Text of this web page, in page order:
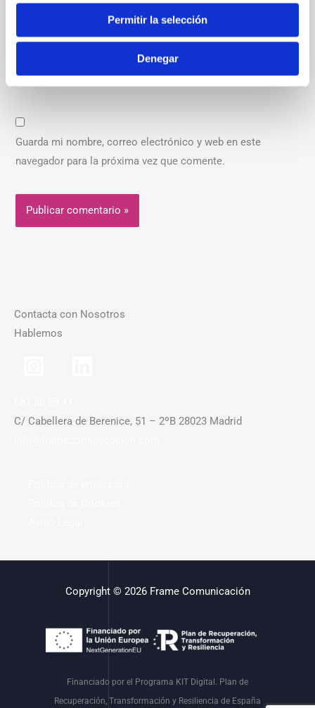
Permitir la selección
Denegar
Correo
Guarda mi nombre, correo electrónico y web en este
navegador para la próxima vez que comente.
Contacta con Nosotros
Hablemos
C/ Cabellera de Berenice, 51 – 2ºB 28023 Madrid
Copyright © 2026 Frame Comunicación
Financiado por el Programa KIT Digital. Plan de
Recuperación, Transformación y Resiliencia de España